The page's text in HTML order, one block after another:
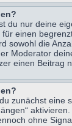
du nur deine
einen
sowohl die
Moderator
einen Beitrag
zunächst
ohne